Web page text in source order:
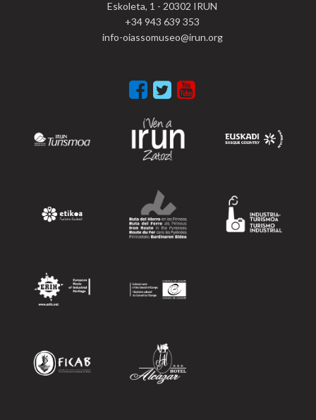
Eskoleta, 1 - 20302 IRUN
+34 943 639 353
info-oiassomuseo@irun.org